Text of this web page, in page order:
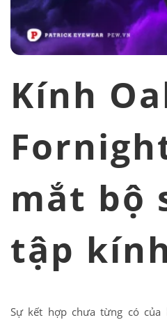
Kính
mắt bộ
tập
Sự kết hợp chưa từng có của